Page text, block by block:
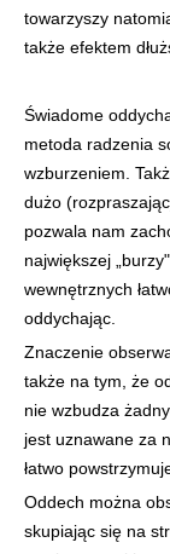
towarzyszy
także efektem
Świadome
metoda radzenia
wzburzeniem.
dużo
pozwala nam
największej
wewnętrznych
oddychając.
Znaczenie
także na tym, że
nie wzbudza
jest uznawane za
łatwo
Oddech można
skupiając się na